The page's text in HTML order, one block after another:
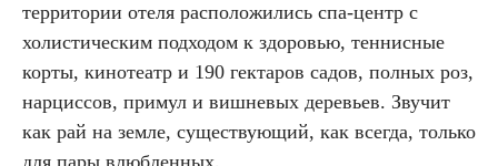
территории отеля расположились спа-центр с
холистическим подходом к здоровью, теннисные
корты, кинотеатр и 190 гектаров садов, полных роз,
нарциссов, примул и вишневых деревьев. Звучит
как рай на земле, существующий, как всегда, только
для пары влюбленных.